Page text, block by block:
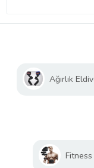
Ağırlık
Fitness